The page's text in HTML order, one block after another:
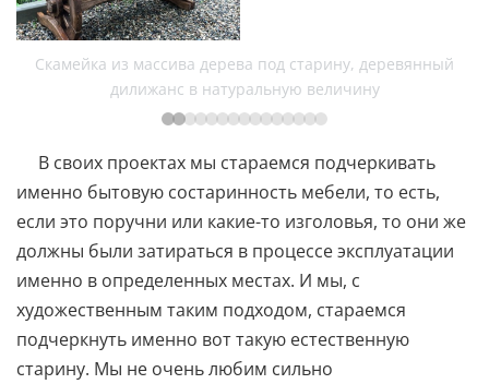
Скамейка из массива дерева под старину, деревянный
дилижанс в натуральную величину
В своих проектах мы стараемся подчеркивать
именно бытовую состаринность мебели, то есть,
если это поручни или какие-то изголовья, то они же
должны были затираться в процессе эксплуатации
именно в определенных местах. И мы, с
художественным таким подходом, стараемся
подчеркнуть именно вот такую естественную
старину. Мы не очень любим сильно